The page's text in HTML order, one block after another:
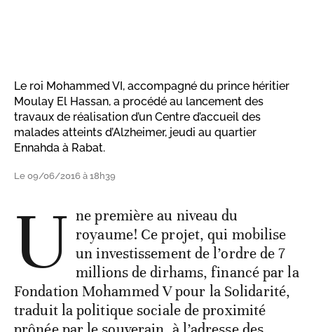
Le roi Mohammed VI, accompagné du prince héritier
Moulay El Hassan, a procédé au lancement des
travaux de réalisation d’un Centre d’accueil des
malades atteints d’Alzheimer, jeudi au quartier
Ennahda à Rabat.
Le 09/06/2016 à 18h39
U ne première au niveau du
royaume! Ce projet, qui mobilise
un investissement de l’ordre de 7
millions de dirhams, financé par la
Fondation Mohammed V pour la Solidarité,
traduit la politique sociale de proximité